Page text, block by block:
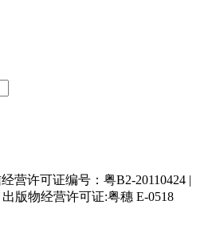
营许可证编号：粤B2-20110424 |
出版物经营许可证:粤穗 E-0518